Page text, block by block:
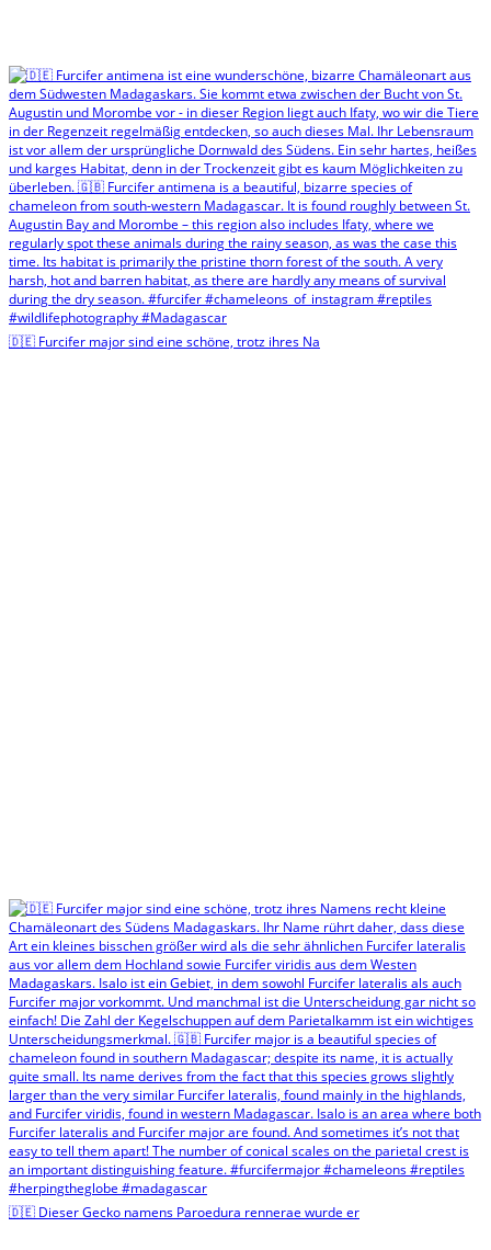
🇩🇪 Furcifer major sind eine schöne, trotz ihres Na
🇩🇪 Dieser Gecko namens Paroedura rennerae wurde er